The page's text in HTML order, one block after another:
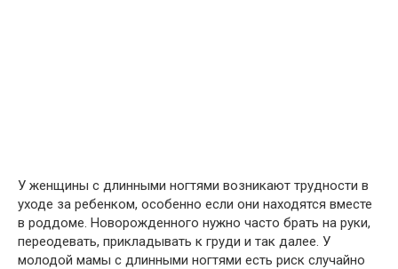
У женщины с длинными ногтями возникают трудности в
уходе за ребенком, особенно если они находятся вместе
в роддоме. Новорожденного нужно часто брать на руки,
переодевать, прикладывать к груди и так далее. У
молодой мамы с длинными ногтями есть риск случайно